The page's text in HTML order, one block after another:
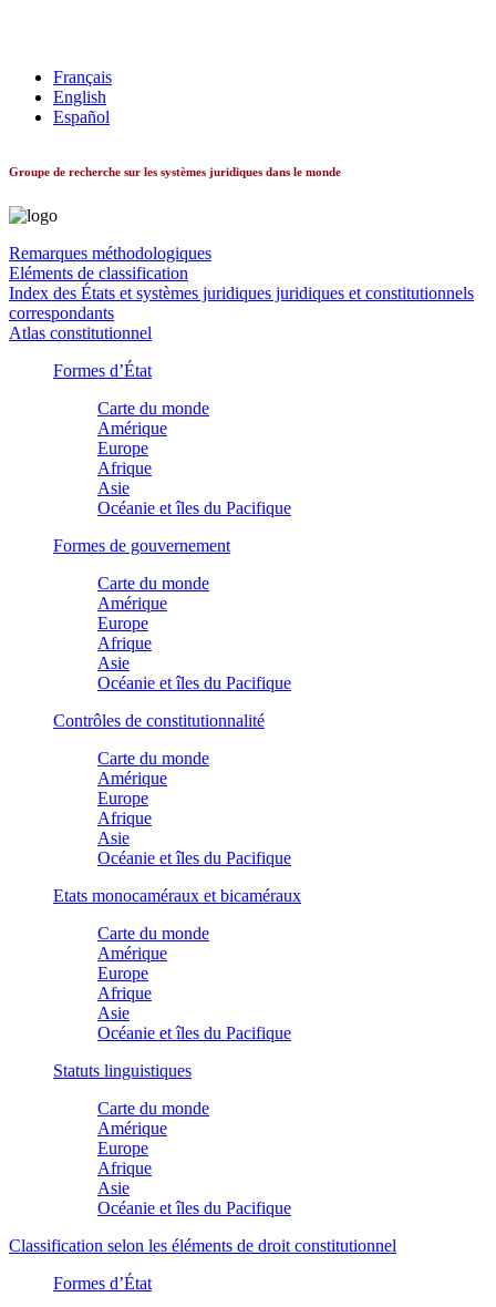
Français
English
Español
Groupe de recherche sur les systèmes juridiques dans le monde
Remarques méthodologiques
Eléments de classification
Index des États et systèmes juridiques juridiques et constitutionnels
correspondants
Atlas constitutionnel
Formes d’État
Carte du monde
Amérique
Europe
Afrique
Asie
Océanie et îles du Pacifique
Formes de gouvernement
Carte du monde
Amérique
Europe
Afrique
Asie
Océanie et îles du Pacifique
Contrôles de constitutionnalité
Carte du monde
Amérique
Europe
Afrique
Asie
Océanie et îles du Pacifique
Etats monocaméraux et bicaméraux
Carte du monde
Amérique
Europe
Afrique
Asie
Océanie et îles du Pacifique
Statuts linguistiques
Carte du monde
Amérique
Europe
Afrique
Asie
Océanie et îles du Pacifique
Classification selon les éléments de droit constitutionnel
Formes d’État